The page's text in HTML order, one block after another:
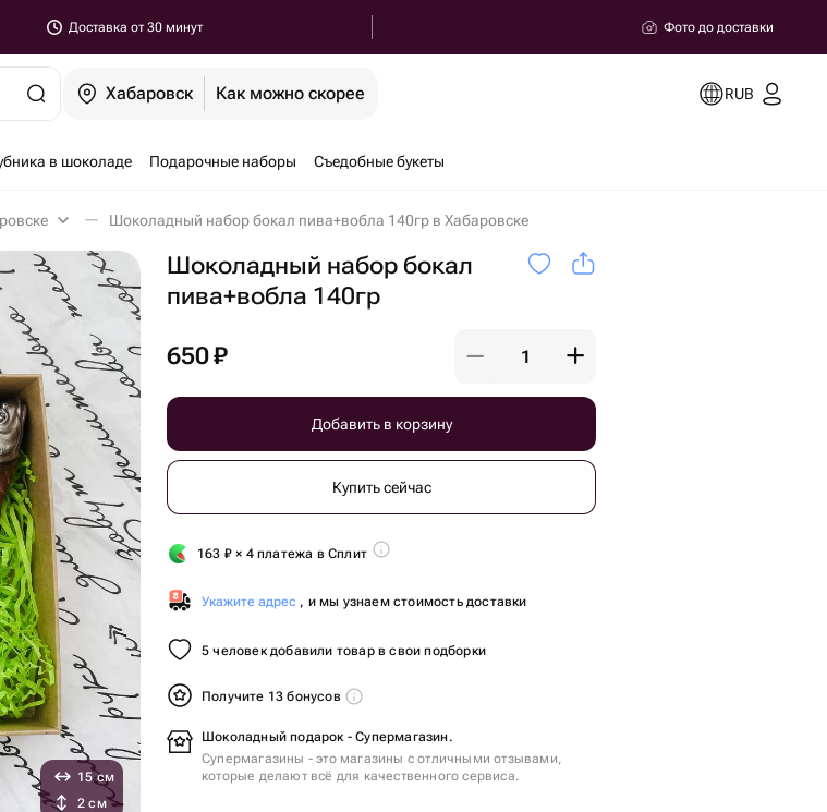
Доставка от 30 минут Фото до доставки
Хабаровск Как можно скорее RUB
в шоколаде Подарочные наборы Съедобные букеты
Шоколадный набор бокал пива+вобла 140гр в Хабаровске
Шоколадный набор бокал
пива+вобла 140гр
650₽
Добавить в корзину
Купить сейчас
163 ₽ × 4 платежа в Сплит
Укажите адрес , и мы узнаем стоимость доставки
5 человек добавили товар в свои подборки
Получите 13 бонусов
Шоколадный подарок - Супермагазин.
Супермагазины - это магазины с отличными отзывами,
которые делают всё для качественного сервиса.
15 см
2 см